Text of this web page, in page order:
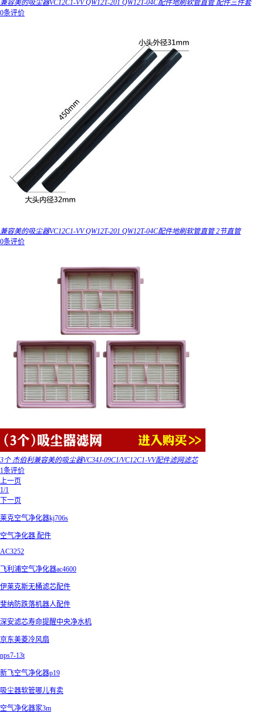
兼容美的吸尘器VC12C1-VV QW12T-201 QW12T-04C配件地刷软管直管 配件三件套
0条评价
兼容美的吸尘器VC12C1-VV QW12T-201 QW12T-04C配件地刷软管直管 2节直管
0条评价
3个 杰伯利兼容美的吸尘器VC34J-09C1/VC12C1-VV配件滤网滤芯
1条评价
上一页
1/1
下一页
莱克空气净化器kj706s
空气净化器 配件
AC3252
飞利浦空气净化器ac4600
伊莱克斯无桶滤芯配件
斐纳防跌落机器人配件
深安滤芯寿命提醒中央净水机
京东美菱冷风扇
nps7-13t
新飞空气净化器p19
吸尘器软管哪儿有卖
空气净化器家3m